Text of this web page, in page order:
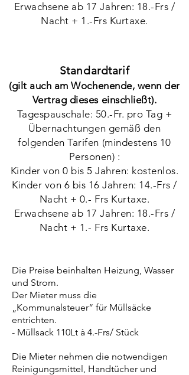
Erwachsene ab 17 Jahren: 18.-Frs /
Nacht + 1.-Frs Kurtaxe.
Standardtarif
(gilt auch am Wochenende, wenn der
Vertrag dieses einschließt).
Tagespauschale: 50.-Fr. pro Tag +
Übernachtungen gemäß den
folgenden Tarifen (mindestens 10
Personen) :
Kinder von 0 bis 5 Jahren: kostenlos.
Kinder von 6 bis 16 Jahren: 14.-Frs /
Nacht + 0.- Frs Kurtaxe.
Erwachsene ab 17 Jahren: 18.-Frs /
Nacht + 1.- Frs Kurtaxe.
Die Preise beinhalten Heizung, Wasser
und Strom.
Der Mieter muss die
„Kommunalsteuer“ für Müllsäcke
entrichten.
- Müllsack 110Lt à 4.-Frs/ Stück
Die Mieter nehmen die notwendigen
Reinigungsmittel, Handtücher und